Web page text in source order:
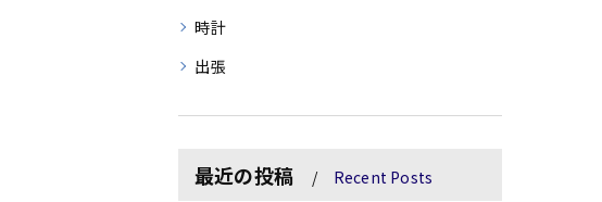
時計
出張
最近の投稿 Recent Posts